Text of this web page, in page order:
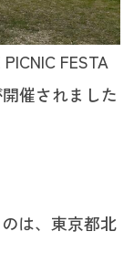
FESTA
催されました
は、東京都北